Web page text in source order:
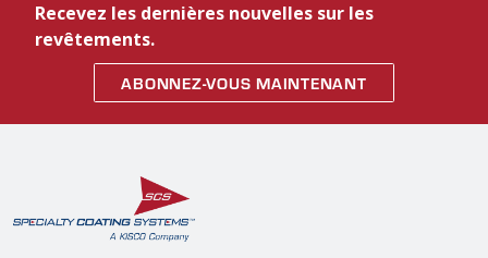
Recevez les dernières nouvelles sur les
revêtements.
ABONNEZ-VOUS MAINTENANT